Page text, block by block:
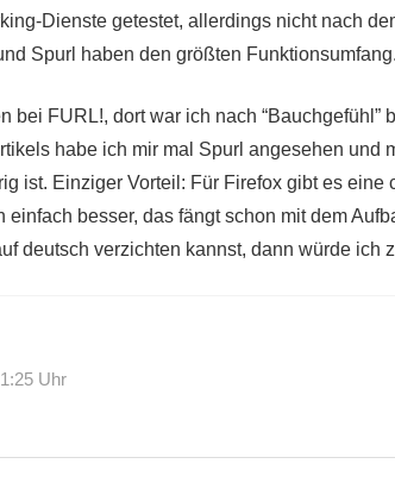
Dienste getestet, allerdings nicht nach
Spurl haben den größten Funktionsumfang.
bei FURL!, dort war ich nach “Bauchgefühl”
habe ich mir mal Spurl angesehen und
ist. Einziger Vorteil: Für Firefox gibt es eine
einfach besser, das fängt schon mit dem
deutsch verzichten kannst, dann würde ich
Uhr